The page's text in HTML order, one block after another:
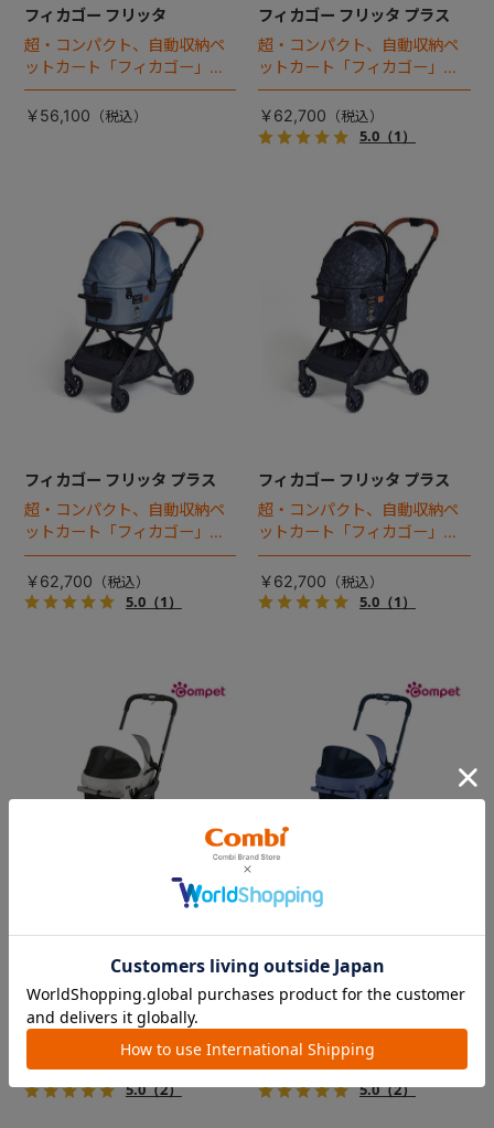
フィカゴー フリッタ
超・コンパクト、自動収納ペ
ットカート「フィカゴー」に
キャビン着脱タイプが新登
場！
￥56,100
フィカゴー フリッタ プラス
超・コンパクト、自動収納ペ
ットカート「フィカゴー」に
キャビン着脱タイプが新登
場！
￥62,700
5.0（1）
フィカゴー フリッタ プラス
超・コンパクト、自動収納ペ
ットカート「フィカゴー」に
キャビン着脱タイプが新登
場！
￥62,700
5.0（1）
フィカゴー フリッタ プラス
超・コンパクト、自動収納ペ
ットカート「フィカゴー」に
キャビン着脱タイプが新登
場！
￥62,700
5.0（1）
新色登場！幌はファスナー式
でラクラク開閉でき、ワンち
ゃんやネコちゃんの抜け出し
を防止！キャリー部前面にメ
ッシュがプラスされた通気性
￥39,600
5.0（2）
ルファ
新色登場！幌はファスナー式
ゃんやネコちゃんの抜け出し
を防止！キャリー部前面にメ
ッシュがプラスされた通気性
￥39,600
5.0（2）